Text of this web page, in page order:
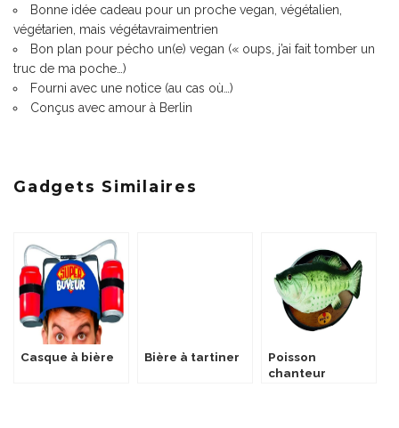
Bonne idée cadeau pour un proche vegan, végétalien,
végétarien, mais végétavraimentrien
Bon plan pour pécho un(e) vegan (« oups, j’ai fait tomber un
truc de ma poche…)
Fourni avec une notice (au cas où…)
Conçus avec amour à Berlin
Gadgets Similaires
Casque à bière Bière à tartiner
Poisson
chanteur